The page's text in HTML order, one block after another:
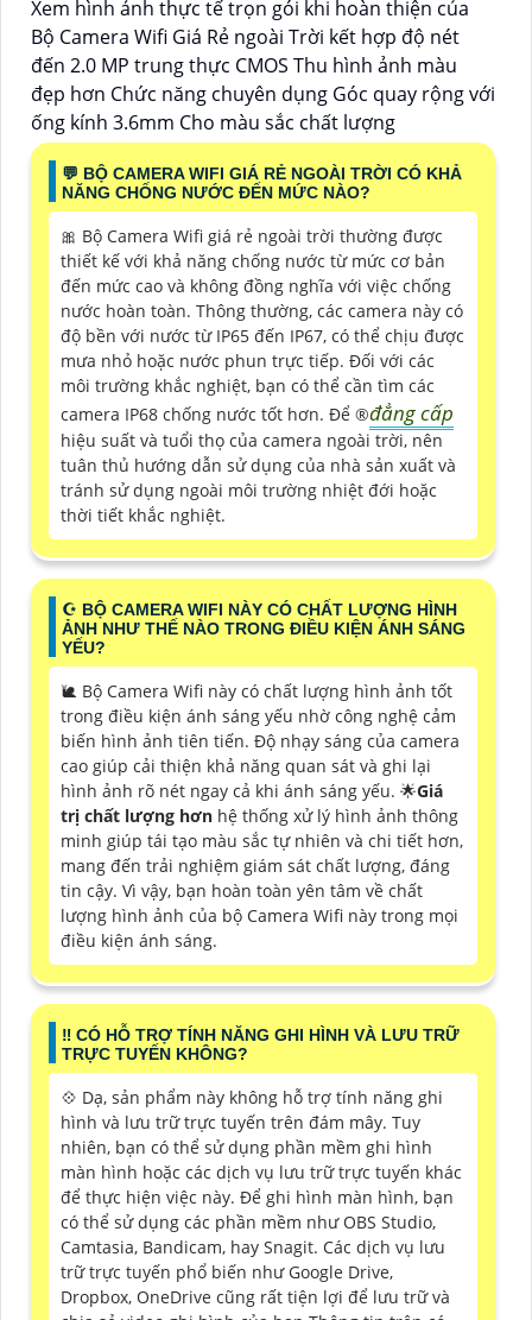
Xem hình ảnh thực tế trọn gói khi hoàn thiện của
Bộ Camera Wifi Giá Rẻ ngoài Trời kết hợp độ nét
đến 2.0 MP trung thực CMOS Thu hình ảnh màu
đẹp hơn Chức năng chuyên dụng Góc quay rộng với
ống kính 3.6mm Cho màu sắc chất lượng
️💬 BỘ CAMERA WIFI GIÁ RẺ NGOÀI TRỜI CÓ KHẢ
NĂNG CHỐNG NƯỚC ĐẾN MỨC NÀO?
🎀 Bộ Camera Wifi giá rẻ ngoài trời thường được
thiết kế với khả năng chống nước từ mức cơ bản
đến mức cao và không đồng nghĩa với việc chống
nước hoàn toàn. Thông thường, các camera này có
độ bền với nước từ IP65 đến IP67, có thể chịu được
mưa nhỏ hoặc nước phun trực tiếp. Đối với các
môi trường khắc nghiệt, bạn có thể cần tìm các
camera IP68 chống nước tốt hơn. Để ®️đẳng cấp
hiệu suất và tuổi thọ của camera ngoài trời, nên
tuân thủ hướng dẫn sử dụng của nhà sản xuất và
tránh sử dụng ngoài môi trường nhiệt đới hoặc
thời tiết khắc nghiệt.
☪ BỘ CAMERA WIFI NÀY CÓ CHẤT LƯỢNG HÌNH
ẢNH NHƯ THẾ NÀO TRONG ĐIỀU KIỆN ÁNH SÁNG
YẾU?
🐌 Bộ Camera Wifi này có chất lượng hình ảnh tốt
trong điều kiện ánh sáng yếu nhờ công nghệ cảm
biến hình ảnh tiên tiến. Độ nhạy sáng của camera
cao giúp cải thiện khả năng quan sát và ghi lại
hình ảnh rõ nét ngay cả khi ánh sáng yếu. 🌟Giá
trị chất lượng hơn hệ thống xử lý hình ảnh thông
minh giúp tái tạo màu sắc tự nhiên và chi tiết hơn,
mang đến trải nghiệm giám sát chất lượng, đáng
tin cậy. Vì vậy, bạn hoàn toàn yên tâm về chất
lượng hình ảnh của bộ Camera Wifi này trong mọi
điều kiện ánh sáng.
‼️ CÓ HỖ TRỢ TÍNH NĂNG GHI HÌNH VÀ LƯU TRỮ
TRỰC TUYẾN KHÔNG?
💠 Dạ, sản phẩm này không hỗ trợ tính năng ghi
hình và lưu trữ trực tuyến trên đám mây. Tuy
nhiên, bạn có thể sử dụng phần mềm ghi hình
màn hình hoặc các dịch vụ lưu trữ trực tuyến khác
để thực hiện việc này. Để ghi hình màn hình, bạn
có thể sử dụng các phần mềm như OBS Studio,
Camtasia, Bandicam, hay Snagit. Các dịch vụ lưu
trữ trực tuyến phổ biến như Google Drive,
Dropbox, OneDrive cũng rất tiện lợi để lưu trữ và